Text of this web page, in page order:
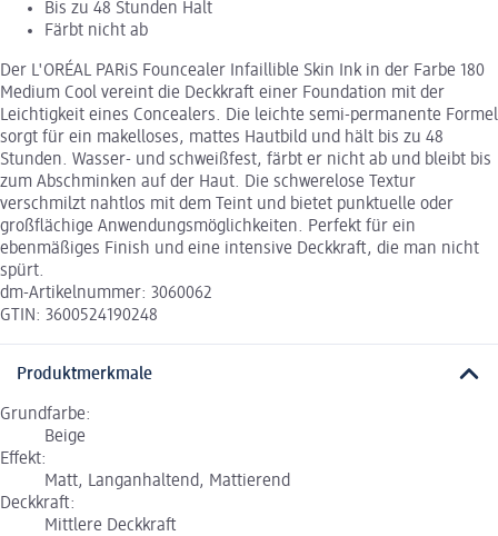
Bis zu 48 Stunden Halt
Färbt nicht ab
Der L'ORÉAL PARiS Founcealer Infaillible Skin Ink in der Farbe 180
Medium Cool vereint die Deckkraft einer Foundation mit der
Leichtigkeit eines Concealers. Die leichte semi-permanente Formel
sorgt für ein makelloses, mattes Hautbild und hält bis zu 48
Stunden. Wasser- und schweißfest, färbt er nicht ab und bleibt bis
zum Abschminken auf der Haut. Die schwerelose Textur
verschmilzt nahtlos mit dem Teint und bietet punktuelle oder
großflächige Anwendungsmöglichkeiten. Perfekt für ein
ebenmäßiges Finish und eine intensive Deckkraft, die man nicht
spürt.
dm-Artikelnummer: 3060062
GTIN: 3600524190248
Produktmerkmale
Grundfarbe:
Beige
Effekt:
Matt, Langanhaltend, Mattierend
Deckkraft:
Mittlere Deckkraft